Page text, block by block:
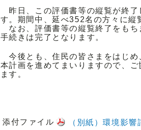
昨日、この評価書等の縦覧が終了
す。期間中、延べ352名の方々に縦
なお、評価書等の縦覧終了をもち
手続きは完了となります。
今後とも、住民の皆さまをはじめ
本計画を進めてまいりますので、
ます。
添付ファイル （別紙）環境影